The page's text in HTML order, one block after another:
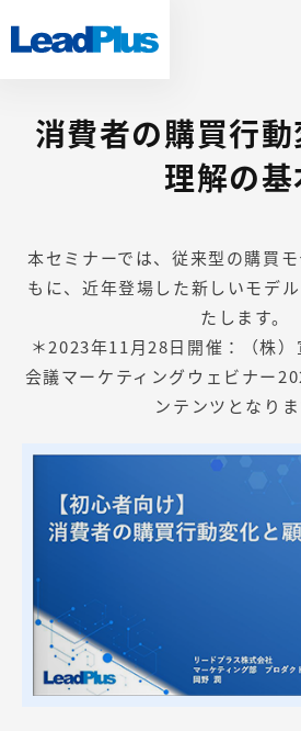
消費者の購買行
理解の基
本セミナーでは、従来型の購買
もに、近年登場した新しいモデ
たします。
＊2023年11月28日開催：（株
会議マーケティングウェビナー
ンテンツとなりま